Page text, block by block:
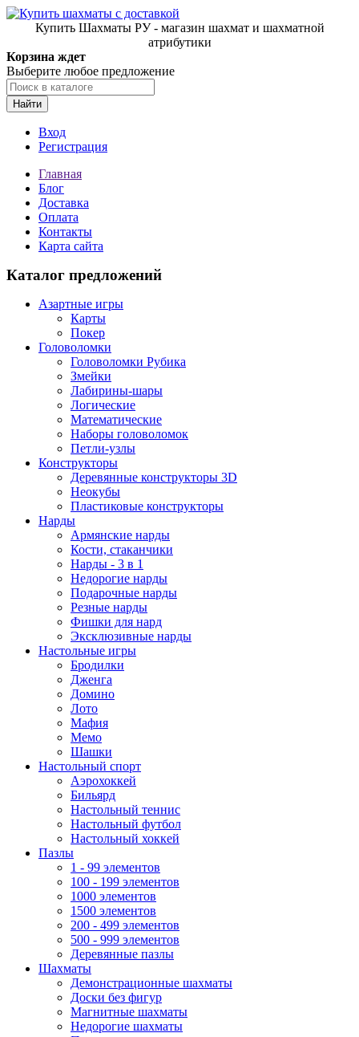
Купить Шахматы РУ - магазин шахмат и шахматной
атрибутики
Корзина ждет
Выберите любое предложение
Найти
Вход
Регистрация
Главная
Блог
Доставка
Оплата
Контакты
Карта сайта
Каталог предложений
Азартные игры
Карты
Покер
Головоломки
Головоломки Рубика
Змейки
Лабирины-шары
Логические
Математические
Наборы головоломок
Петли-узлы
Конструкторы
Деревянные конструкторы 3D
Неокубы
Пластиковые конструкторы
Нарды
Армянские нарды
Кости, стаканчики
Нарды - 3 в 1
Недорогие нарды
Подарочные нарды
Резные нарды
Фишки для нард
Эксклюзивные нарды
Настольные игры
Бродилки
Дженга
Домино
Лото
Мафия
Мемо
Шашки
Настольный спорт
Аэрохоккей
Бильярд
Настольный теннис
Настольный футбол
Настольный хоккей
Пазлы
1 - 99 элементов
100 - 199 элементов
1000 элементов
1500 элементов
200 - 499 элементов
500 - 999 элементов
Деревянные пазлы
Шахматы
Демонстрационные шахматы
Доски без фигур
Магнитные шахматы
Недорогие шахматы